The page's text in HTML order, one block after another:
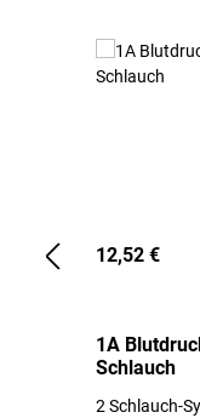
12,52 €
1A
Schlauch
2 Schlauch-